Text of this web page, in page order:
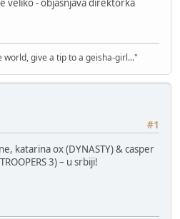
veliko - objašnjava direktorka
give a tip to a geisha-girl..."
#1
katarina ox (DYNASTY) & casper
3) – u srbiji!